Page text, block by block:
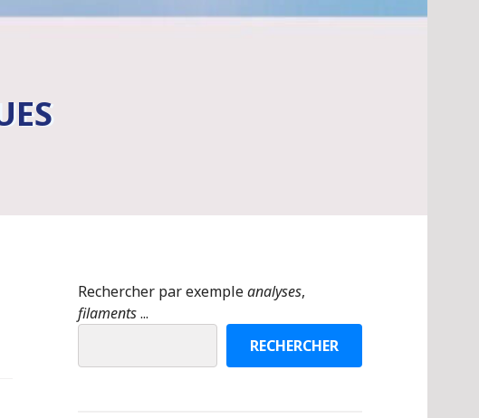
Rechercher par exempleanalyses,
filaments...
RECHERCHER